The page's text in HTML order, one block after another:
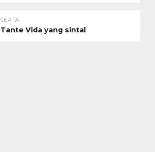
CERITA
Tante Vida yang sintal